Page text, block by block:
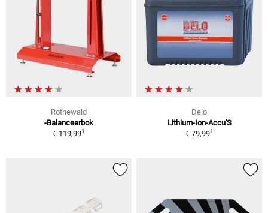
Rothewald
-Balanceerbok
€ 119,991
Delo
Lithium-Ion-Accu'S
€ 79,991